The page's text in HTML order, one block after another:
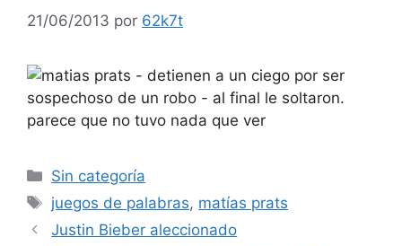
21/06/2013 por 62k7t
Categorías
Sin categoría
Etiquetas
juegos de palabras, matías prats
Justin Bieber aleccionado